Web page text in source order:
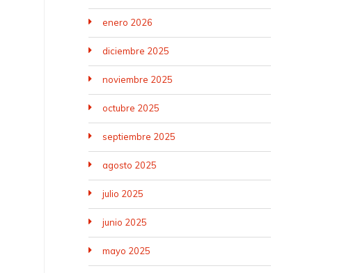
enero 2026
diciembre 2025
noviembre 2025
octubre 2025
septiembre 2025
agosto 2025
julio 2025
junio 2025
mayo 2025